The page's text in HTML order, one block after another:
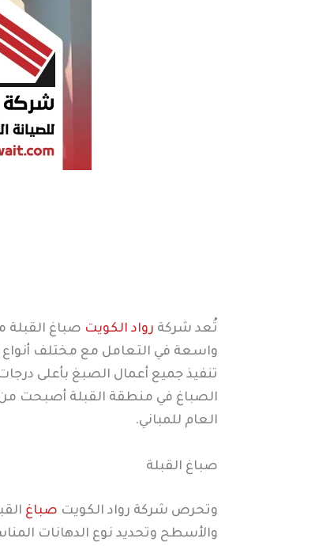
تُعد شركة رواد الكويت صباغ
واسعة في التعامل مع مختلف أنواع
تنفيذ جميع أعمال الصبغ بأعلى
الصباغ في منطقة القبلة أصبحت
العام للمباني.
صباغ القبلة
وتحرص شركة رواد الكويت صباغ
والأسطح وتحديد نوع الدهانات